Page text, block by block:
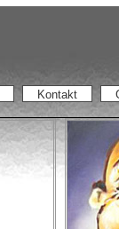
Kontakt